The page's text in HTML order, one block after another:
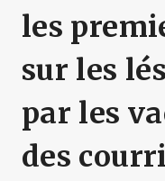
les
sur les
par les
des